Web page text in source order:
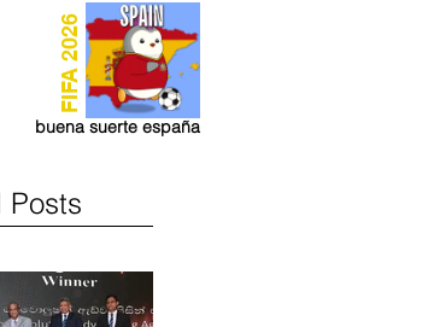
buena suerte españa
FIFA 2026
Posts